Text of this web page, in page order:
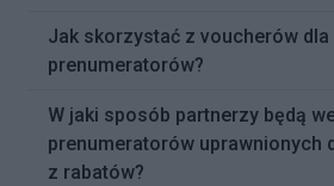
Jak skorzystać z voucherów dla
prenumeratorów?
W jaki sposób partnerzy będą
prenumeratorów uprawnionych
z rabatów?